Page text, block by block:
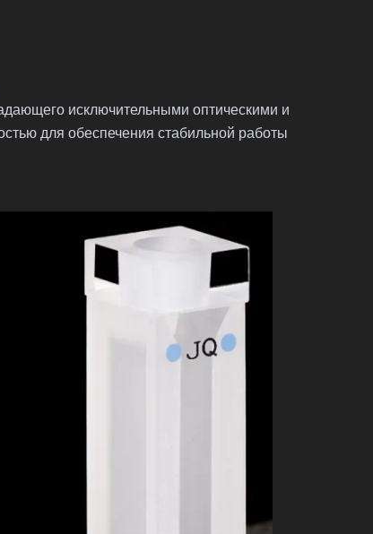
исключительными оптическими и
для обеспечения стабильной работы